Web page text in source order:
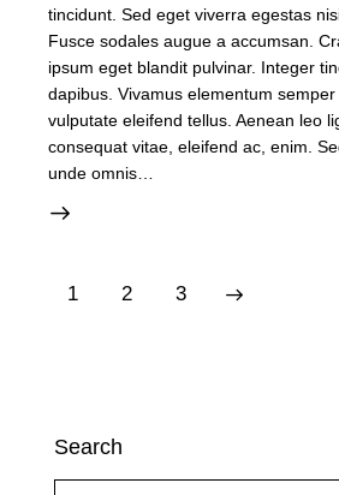
tincidunt. Sed eget viverra egestas
Fusce sodales augue a accumsan.
ipsum eget blandit pulvinar. Integer
dapibus. Vivamus elementum semper
vulputate eleifend tellus. Aenean leo
consequat vitae, eleifend ac, enim.
unde omnis…
1 2 3
Search